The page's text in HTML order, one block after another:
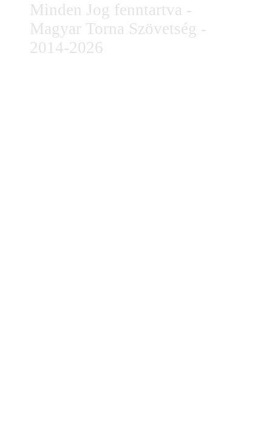
Minden Jog fenntartva -
Magyar Torna Szövetség -
2014-2026